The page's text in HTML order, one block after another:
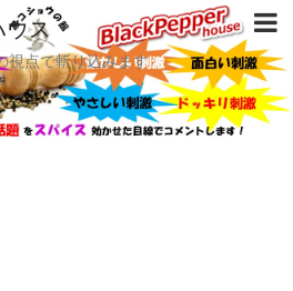
ウス
視点で斬り込みます